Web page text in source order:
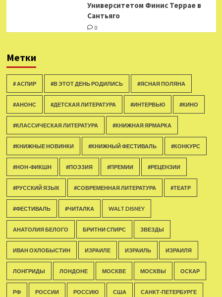
Университетом Финис Террае в
Сантьяго
0
Метки
# АСПИР #В ЭТОТ ДЕНЬ РОДИЛИСЬ #ЯСНАЯ ПОЛЯНА
#АНОНС #ДЕТСКАЯ ЛИТЕРАТУРА #ИНТЕРВЬЮ #КИНО
#КЛАССИЧЕСКАЯ ЛИТЕРАТУРА #КНИЖНАЯ ЯРМАРКА
#КНИЖНЫЕ НОВИНКИ #КНИЖНЫЙ ФЕСТИВАЛЬ #КОНКУРС
#НОН-ФИКШН #ПОЭЗИЯ #ПРЕМИИ #РЕЦЕНЗИИ
#РУССКИЙ ЯЗЫК #СОВРЕМЕННАЯ ЛИТЕРАТУРА #ТЕАТР
#ФЕСТИВАЛЬ #ЧИТАЛКА WALT DISNEY
АНАТОЛИЯ БЕЛОГО БРИТНИ СПИРС ЗВЕЗДЫ
ИВАН ОХЛОБЫСТИН ИЗРАИЛЕ ИЗРАИЛЬ ИЗРАИЛЯ
ЛОНГРИДЫ ЛОНДОНЕ МОСКВЕ МОСКВЫ ОСКАР
РФ РОССИИ РОССИЮ США САНКТ-ПЕТЕРБУРГЕ